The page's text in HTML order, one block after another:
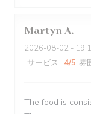
Martyn A
2026-08-02 -
サービス : 4/5 雰
The food is